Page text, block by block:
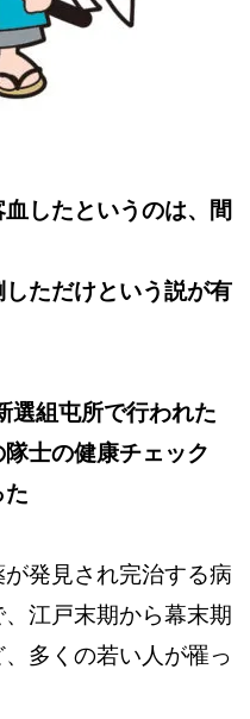
したというのは、間
ただけという説が有
組屯所で行われた
士の健康チェック
た
発見され完治する病
江戸末期から幕末期
多くの若い人が罹っ